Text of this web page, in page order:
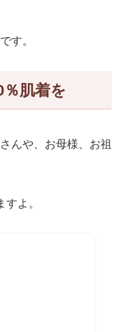
す。
肌着を
んや、お母様、お祖
よ。